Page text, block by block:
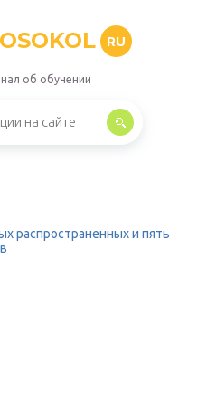
RU
об обучении
распространенных и пять